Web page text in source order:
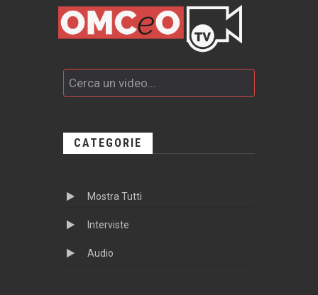
CATEGORIE
Mostra Tutti
Interviste
Audio